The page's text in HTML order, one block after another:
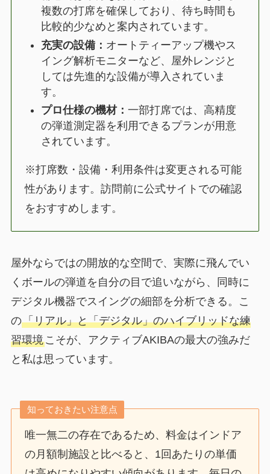
複数の打席を確保しており、待ち時間も
比較的少なめと案内されています。
充実の設備： オートティーアップ機やス
イング解析モニターなど、屋外レンジと
しては先進的な設備が導入されていま
す。
プロ仕様の機材：一部打席では、高精度
の弾道測定器を利用できるプランが用意
されています。
※打席数・設備・利用条件は変更される可能
性があります。訪問前に公式サイトでの確認
をおすすめします。
屋外ならではの開放的な空間で、実際に飛んでい
くボールの弾道を自分の目で追いながら、同時に
デジタル機器でスイングの細部を分析できる。こ
の「リアル」と「デジタル」のハイブリッドな練
習環境こそが、アクティブAKIBAの最大の強みだ
と私は思っています。
知っておきたい注意点
唯一無二の存在であるため、料金はインドア
の月額制施設と比べると、1回あたりの単価